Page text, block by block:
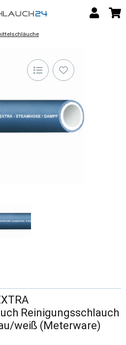
Reinigungsschlauch
weiß (Meterware)